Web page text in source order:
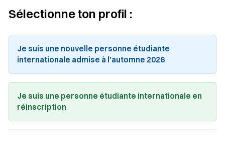
Sélectionne ton profil :
Je suis une nouvelle personne étudiante
internationale admise à l'automne 2026
Je suis une personne étudiante internationale en
réinscription